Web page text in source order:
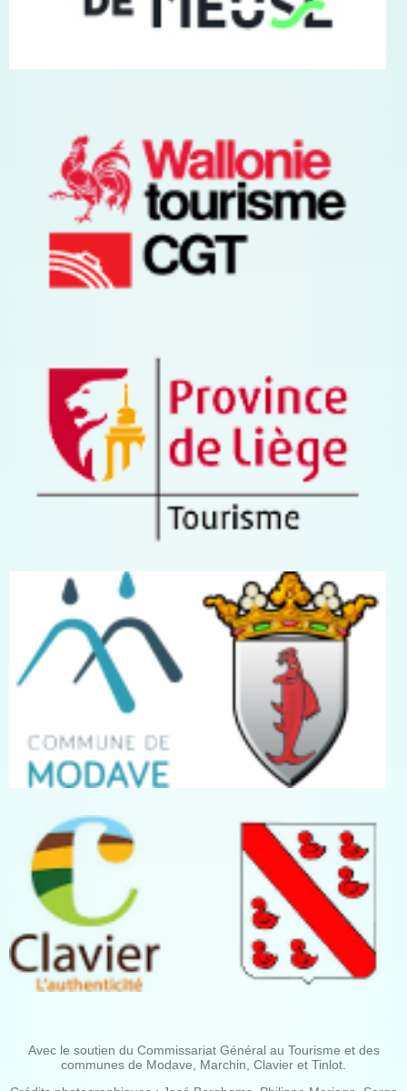
Avec le soutien du Commissariat Général au Tourisme et des
communes de Modave, Marchin, Clavier et Tinlot.